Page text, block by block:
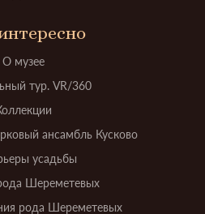
О музее
тур. VR/360
ансамбль Кусково
усадьбы
Шереметевых
рода Шереметевых